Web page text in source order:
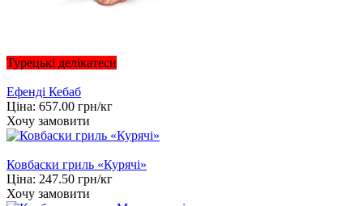
Турецькі делікатеси
Ефенді Кебаб
Ціна: 657.00 грн/кг
Хочу замовити
Ковбаски гриль «Курячі»
Ціна: 247.50 грн/кг
Хочу замовити